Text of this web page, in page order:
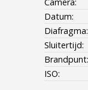
Datum:
Diafragma:
Sluitertijd:
Brandpunt:
ISO: